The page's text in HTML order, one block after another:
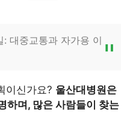
대중교통과 자가용 이
이신가요? 울산대병원은
하며, 많은 사람들이 찾는